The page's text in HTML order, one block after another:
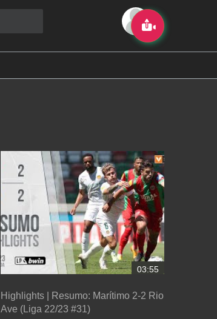
03:55
Highlights | Resumo: Marítimo 2-2 Rio
Ave (Liga 22/23 #31)